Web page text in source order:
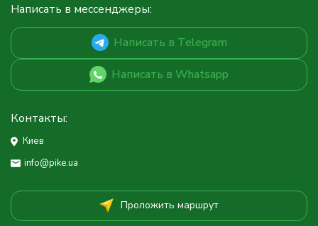
Написать в мессенджеры:
Написать в Telegram
Написать в Whatsapp
Контакты:
Киев
info@pike.ua
Проложить маршрут